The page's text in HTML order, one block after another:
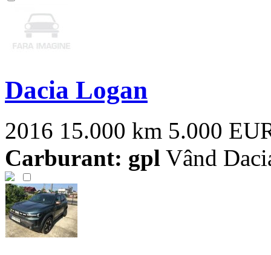
Dacia Logan
2016 15.000 km 5.000
Carburant: gpl Vând